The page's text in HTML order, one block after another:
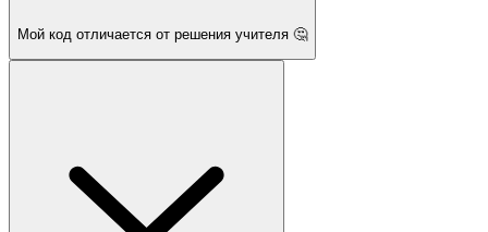
Мой код отличается от решения учителя 🤔